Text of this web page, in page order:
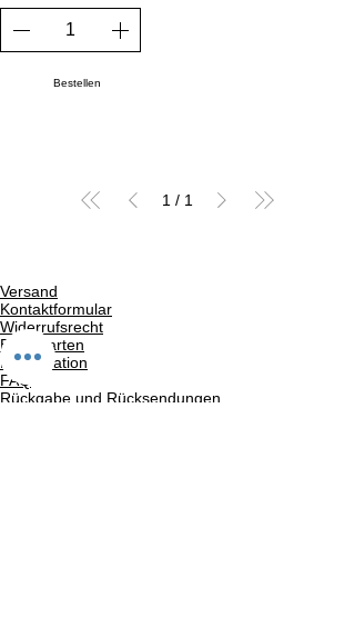
Bestellen
1 / 1
Versand
Kontaktformular
Widerrufsrecht
Bezahlarten
Reklamation
FAQ
Rückgabe und Rücksendungen